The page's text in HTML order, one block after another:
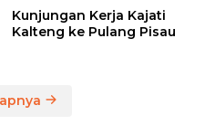
Kunjungan Kerja Kajati
Kalteng ke Pulang Pisau